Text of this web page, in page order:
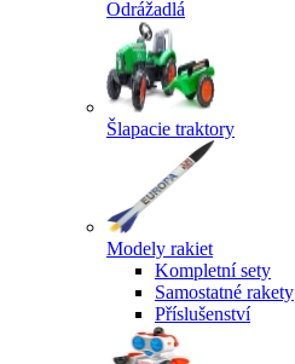
Odrážadlá
Šlapacie traktory
Modely rakiet
Kompletní sety
Samostatné rakety
Příslušenství